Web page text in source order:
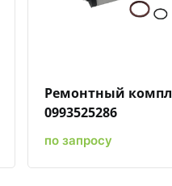
Ремонтный
0993525286
по запросу